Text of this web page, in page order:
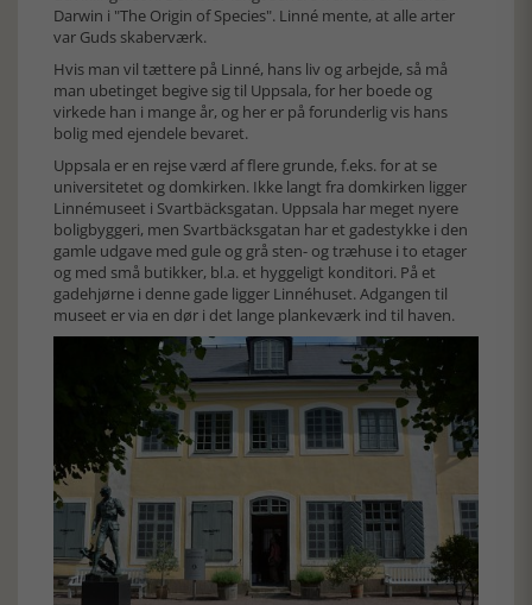
Darwin i "The Origin of Species". Linné mente, at alle arter
var Guds skaberværk.
Hvis man vil tættere på Linné, hans liv og arbejde, så må
man ubetinget begive sig til Uppsala, for her boede og
virkede han i mange år, og her er på forunderlig vis hans
bolig med ejendele bevaret.
Uppsala er en rejse værd af flere grunde, f.eks. for at se
universitetet og domkirken. Ikke langt fra domkirken ligger
Linnémuseet i Svartbäcksgatan. Uppsala har meget nyere
boligbyggeri, men Svartbäcksgatan har et gadestykke i den
gamle udgave med gule og grå sten- og træhuse i to etager
og med små butikker, bl.a. et hyggeligt konditori. På et
gadehjørne i denne gade ligger Linnéhuset. Adgangen til
museet er via en dør i det lange plankeværk ind til haven.